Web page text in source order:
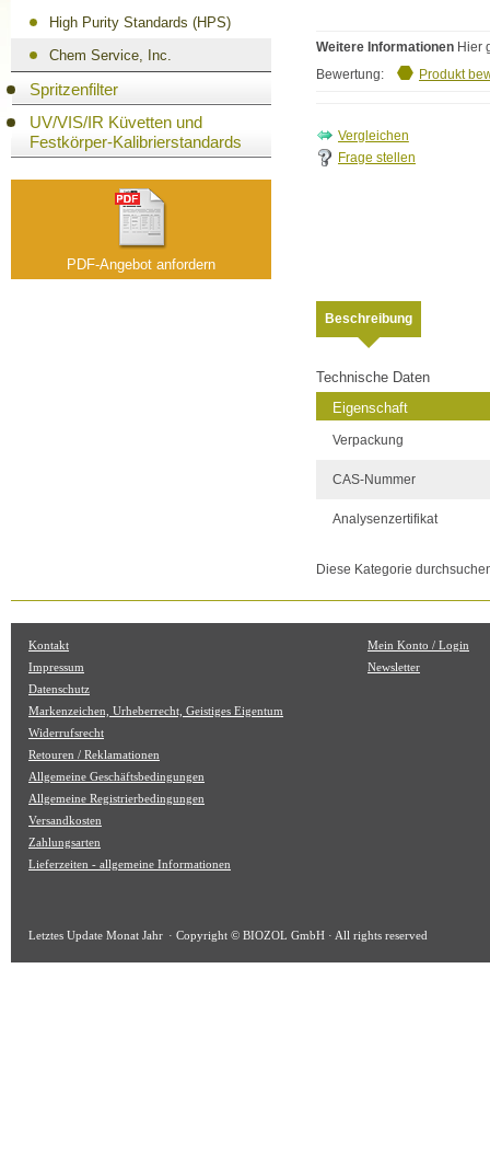
High Purity Standards (HPS)
Chem Service, Inc.
Spritzenfilter
UV/VIS/IR Küvetten und
Festkörper-Kalibrierstandards
PDF-Angebot anfordern
Weitere Informationen Hier
Bewertung:
Produkt
Frage stellen
Beschreibung
Technische Daten
Eigenschaft
Verpackung
CAS-Nummer
Analysenzertifikat
Diese Kategorie
Kontakt
Impressum
Datenschutz
Markenzeichen, Urheberrecht, Geistiges Eigentum
Widerrufsrecht
Retouren / Reklamationen
Allgemeine Geschäftsbedingungen
Allgemeine Registrierbedingungen
Versandkosten
Zahlungsarten
Lieferzeiten - allgemeine Informationen
Mein Konto / Login
Newsletter
Letztes Update Monat Jahr · Copyright © BIOZOL GmbH · All rights reserved